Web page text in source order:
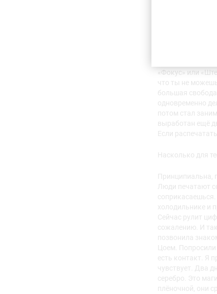
Как
Советская
нечто совсем
Проект о рок-н-
«Фокус» или
что ты не
большая
одновременно
потом стал
выработан ещё
Если
Насколько для
Принципиальна,
Люди печатают
холодильнике и
Сейчас рулит
сожалению. И
позвонила
Цоем.
есть контакт. Я
чувствует. Два
серебро. Это
плёночной, они